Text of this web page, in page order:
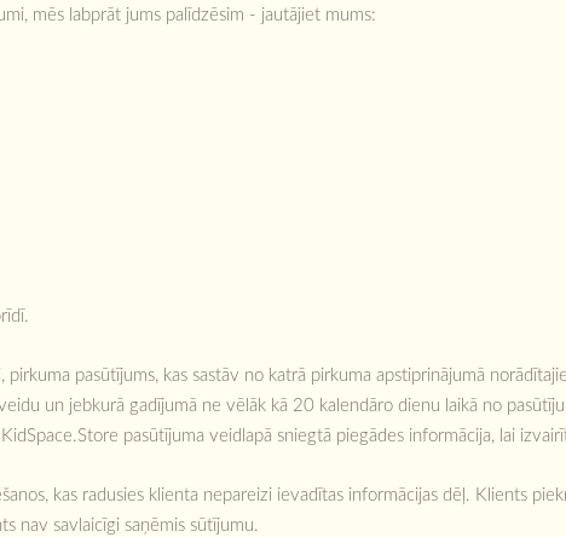
mēs labprāt jums palīdzēsim - jautājiet mums:
pasūtījums, kas sastāv no katrā pirkuma apstiprinājumā
un jebkurā gadījumā ne vēlāk kā 20 kalendāro dienu laikā no
pasūtījuma veidlapā sniegtā piegādes informācija, lai
kas radusies klienta nepareizi ievadītas informācijas dēļ. Klients
nav savlaicīgi saņēmis sūtījumu.